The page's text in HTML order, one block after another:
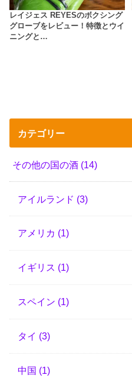
レイジェス REYESのボクシング
グローブをレビュー！特徴とウイ
ニングと…
カテゴリー
その他の国の酒 (14)
アイルランド (3)
アメリカ (1)
イギリス (1)
スペイン (1)
タイ (3)
中国 (1)